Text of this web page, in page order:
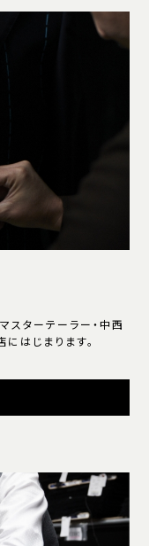
スターテーラー・中西
はじまります。